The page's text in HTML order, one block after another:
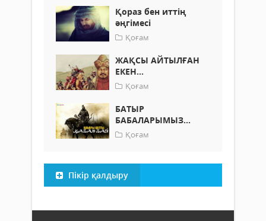
Қораз бен иттің
әңгімесі
Қоғам
ЖАҚСЫ АЙТЫЛҒАН
ЕКЕН...
Қоғам
БАТЫР
БАБАЛАРЫМЫЗ...
Қоғам
Пікір қалдыру